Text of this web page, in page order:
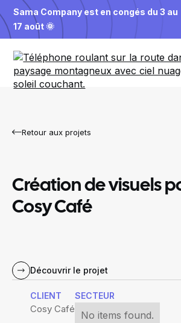
Sama Company est en congés du 3 au
17 août 🌞
Retour aux projets
Création de visuels
Cosy Café
Découvrir le projet
CLIENT
Cosy Café
SECTEUR
No items found.